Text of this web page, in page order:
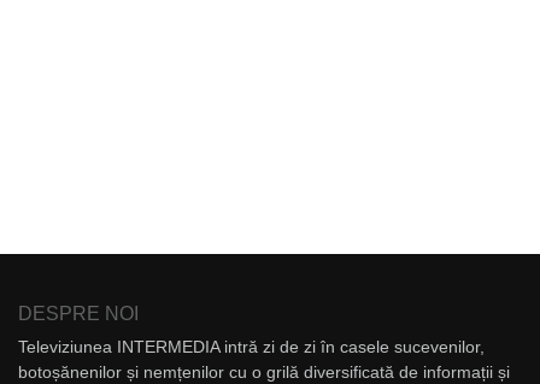
DESPRE NOI
Televiziunea INTERMEDIA intră zi de zi în casele sucevenilor,
botoșănenilor și nemțenilor cu o grilă diversificată de informații și